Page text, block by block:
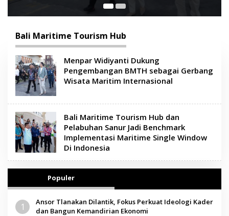
Bali Maritime Tourism Hub
Menpar Widiyanti Dukung
Pengembangan BMTH sebagai Gerbang
Wisata Maritim Internasional
Bali Maritime Tourism Hub dan
Pelabuhan Sanur Jadi Benchmark
Implementasi Maritime Single Window
Di Indonesia
Populer
1
Ansor Tlanakan Dilantik, Fokus Perkuat Ideologi Kader
dan Bangun Kemandirian Ekonomi